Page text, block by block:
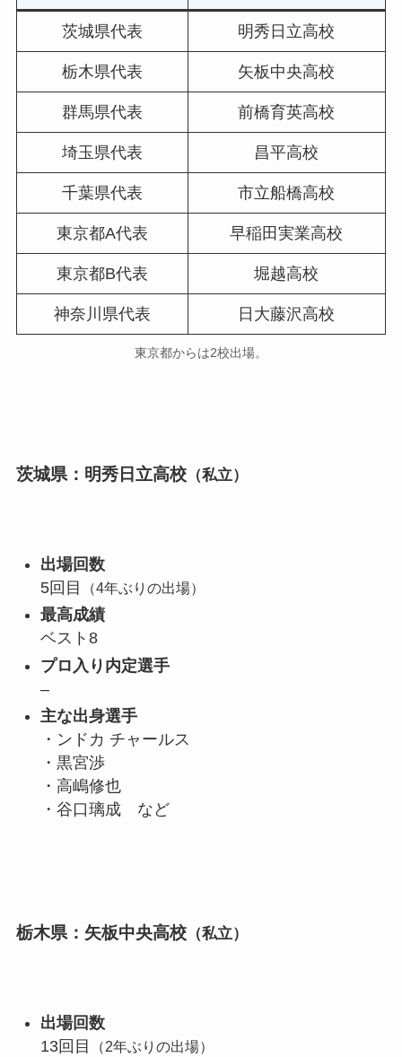
茨城県代表 明秀日立高校
栃木県代表 矢板中央高校
群馬県代表 前橋育英高校
埼玉県代表 昌平高校
千葉県代表 市立船橋高校
東京都A代表 早稲田実業高校
東京都B代表 堀越高校
神奈川県代表 日大藤沢高校
東京都からは2校出場。
茨城県：明秀日立高校（私立）
出場回数
5回目
（4年ぶりの出場）
最高成績
ベスト8
プロ入り内定選手
–
主な出身選手
・ンドカ チャールス
・黒宮渉
・高嶋修也
・谷口璃成 など
栃木県：矢板中央高校（私立）
出場回数
13回目
（2年ぶりの出場）